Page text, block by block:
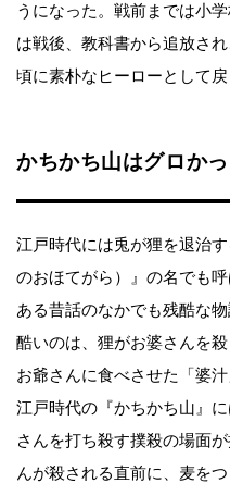
うになった。戦前までは小
は戦後、教科書から追放さ
頃に素朴なヒーローとして戻
かちかち山はグロか
江戸時代には兎が狸を退治
のおほてがら）』の名でも
ある昔話のなかでも残酷な
酷いのは、狸がお婆さんを
お爺さんに食べさせた「婆汁
江戸時代の『かちかち山』
さんを打ち殺す撲殺の場面
んが殺される直前に、麦を